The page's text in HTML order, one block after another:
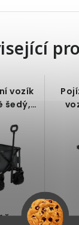
vozík
šedý,